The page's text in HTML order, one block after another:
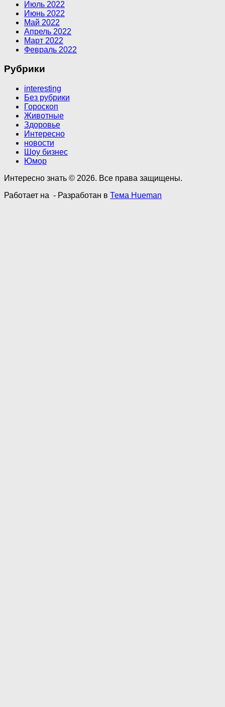
Июль 2022
Июнь 2022
Май 2022
Апрель 2022
Март 2022
Февраль 2022
Рубрики
interesting
Без рубрики
Гороскоп
Животные
Здоровье
Интересно
новости
Шоу бизнес
Юмор
Интересно знать © 2026. Все права защищены.
Работает на - Разработан в Тема Hueman